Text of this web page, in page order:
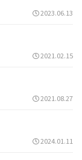
2023.06.13
2021.02.15
2021.08.27
2024.01.11